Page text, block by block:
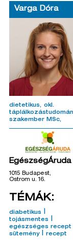
Varga Dóra
dietetikus
okl.
szakember MSc
EgészségÁruda
1015 Budapest,
Ostrom u. 16.
TÉMÁK:
diabetikus |
tojásmentes |
egészséges recept
sütemény| recept